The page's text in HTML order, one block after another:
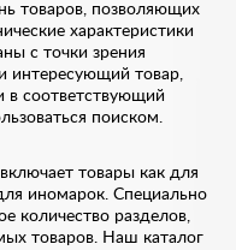
товаров, позволяющих
характеристики
с точки зрения
интересующий товар,
в соответствующий
поиском.
товары как для
иномарок. Специально
количество разделов,
товаров. Наш каталог